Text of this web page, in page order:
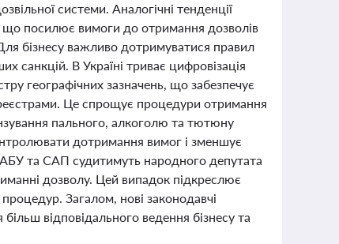
системи. Аналогічні тенденції
що посилює вимоги до отримання дозволів
бізнесу важливо дотримуватися правил
санкцій. В Україні триває цифровізація
географічних зазначень, що забезпечує
Це спрощує процедури отримання
пального, алкоголю та тютюну
дотримання вимог і зменшує
та САП судитимуть народного депутата
дозволу. Цей випадок підкреслює
Загалом, нові законодавчі
відповідального ведення бізнесу та